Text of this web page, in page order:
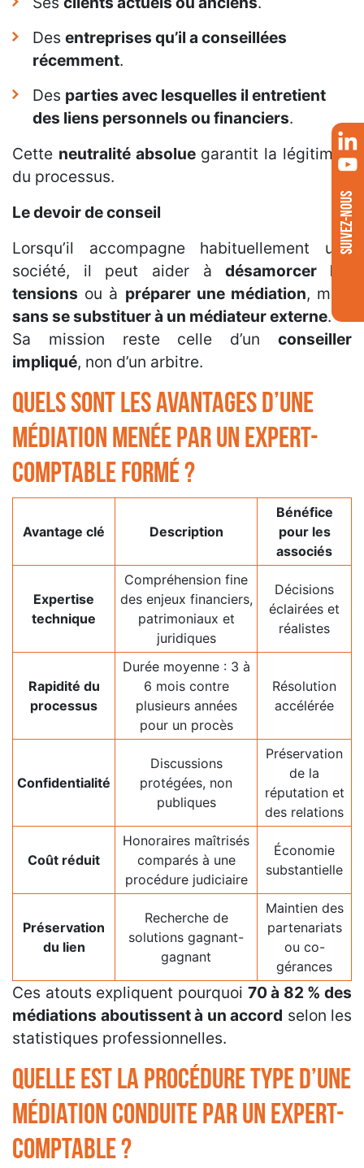
Des entreprises qu’il a conseillées
récemment.
Des parties avec lesquelles il entretient
des liens personnels ou financiers.
Cette neutralité absoluegarantit la légitimité
du processus.
Le devoir de conseil
Lorsqu’il accompagne habituellement une
société, il peut aider àdésamorcer les
tensions ou à préparer une médiation, mais
sans se substituer à un médiateur externe.
Sa mission reste celle d’un conseiller
impliqué, non d’un arbitre.
Quels sont les avantages d’une
médiation menée par un expert-
comptable formé ?
Avantage clé Description
Bénéfice
pour les
associés
Expertise
technique
Compréhension fine
des enjeux financiers,
patrimoniaux et
juridiques
Décisions
éclairées et
réalistes
Rapidité du
processus
Durée moyenne : 3 à
6 mois contre
plusieurs années
pour un procès
Résolution
accélérée
Confidentialité
Discussions
protégées, non
publiques
Préservation
de la
réputation et
des relations
Coût réduit
Honoraires maîtrisés
comparés à une
procédure judiciaire
Économie
substantielle
Préservation
du lien
Recherche de
solutions gagnant-
gagnant
Maintien des
partenariats
ou co-
gérances
Ces atouts expliquent pourquoi 70 à 82 % des
médiations aboutissent à un accord selon les
statistiques professionnelles.
Quelle est la procédure type d’une
médiation conduite par un expert-
comptable ?
SUIVEZ-NOUS